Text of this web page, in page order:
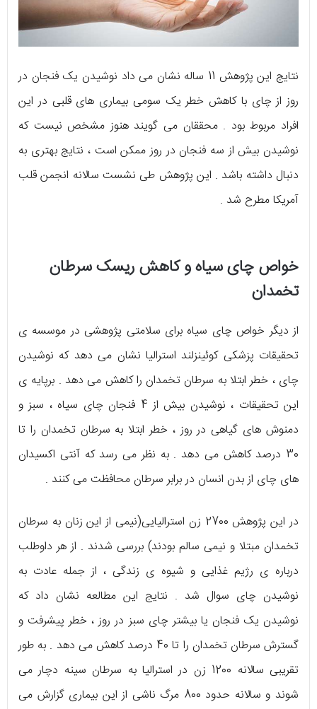
نتایج این پژوهش 11 ساله نشان می داد نوشیدن یک فنجان در
روز از چای با کاهش خطر یک سومی بیماری های قلبی در این
افراد مربوط بود . محققان می گویند هنوز مشخص نیست که
نوشیدن بیش از سه فنجان در روز ممکن است ، نتایج بهتری به
دنبال داشته باشد . این پژوهش طی نشست سالانه انجمن قلب
آمریکا مطرح شد .
خواص چای سیاه و کاهش ریسک سرطان
تخمدان
از دیگر خواص چای سیاه برای سلامتی پژوهشی در موسسه ی
تحقیقات پزشکی کوئینزلند استرالیا نشان می دهد که نوشیدن
چای ، خطر ابتلا به سرطان تخمدان را کاهش می دهد . برپایه ی
این تحقیقات ، نوشیدن بیش از 4 فنجان چای سیاه ، سبز و
دمنوش های گیاهی در روز ، خطر ابتلا به سرطان تخمدان را تا
30 درصد کاهش می دهد . به نظر می رسد که آنتی اکسیدان
های چای از بدن انسان در برابر سرطان محافظت می کنند .
در این پژوهش 2700 زن استرالیایی(نیمی از این زنان به سرطان
تخمدان مبتلا و نیمی سالم بودند) بررسی شدند . از هر داوطلب
درباره ی رژیم غذایی و شیوه ی زندگی ، از جمله عادت به
نوشیدن چای سوال شد . نتایج این مطالعه نشان داد که
نوشیدن یک فنجان یا بیشتر چای سبز در روز ، خطر پیشرفت و
گسترش سرطان تخمدان را تا 40 درصد کاهش می دهد . به طور
تقریبی سالانه 1200 زن در استرالیا به سرطان سینه دچار می
شوند و سالانه حدود 800 مرگ ناشی از این بیماری گزارش می